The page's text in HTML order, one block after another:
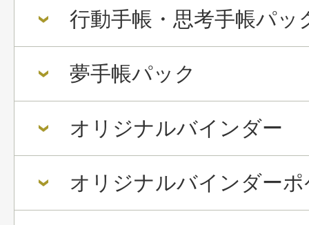
行動手帳・思考手帳パッ
夢手帳パック
オリジナルバインダー
オリジナルバインダー